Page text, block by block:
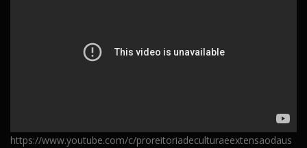
https://www.youtube.com/c/proreitoriadeculturaeextensaodaus